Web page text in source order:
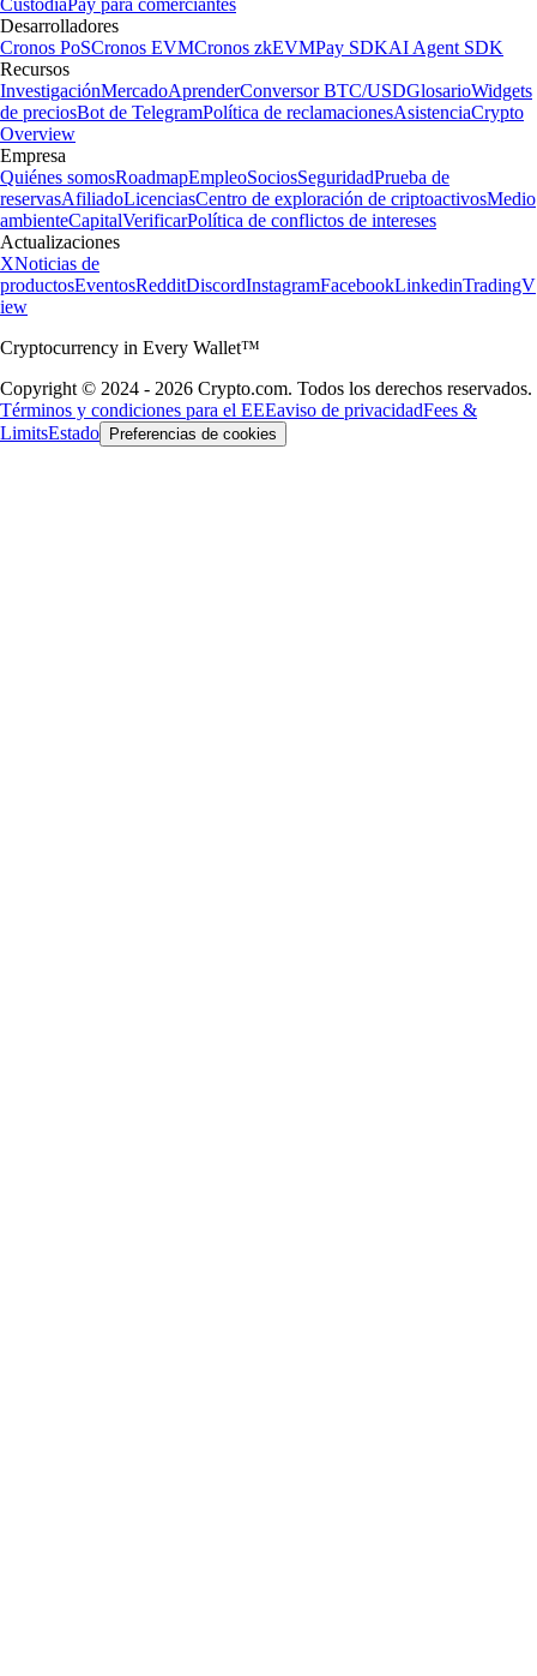
Custodia Pay para comerciantes
Desarrolladores
Cronos PoSCronos EVMCronos zkEVMPay SDKAI Agent SDK
Recursos
InvestigaciónMercadoAprenderConversor BTC/USDGlosarioWidgets
de preciosBot de TelegramPolítica de reclamacionesAsistenciaCrypto
Overview
Empresa
Quiénes somosRoadmapEmpleoSociosSeguridadPrueba de
reservasAfiliadoLicenciasCentro de exploración de criptoactivosMedio
ambienteCapitalVerificarPolítica de conflictos de intereses
Actualizaciones
XNoticias de
productosEventosRedditDiscordInstagramFacebookLinkedinTradingV
iew
Cryptocurrency in Every Wallet™
Copyright © 2024 - 2026 Crypto.com. Todos los derechos reservados.
Términos y condiciones para el EEEaviso de privacidadFees &
LimitsEstado Preferencias de cookies